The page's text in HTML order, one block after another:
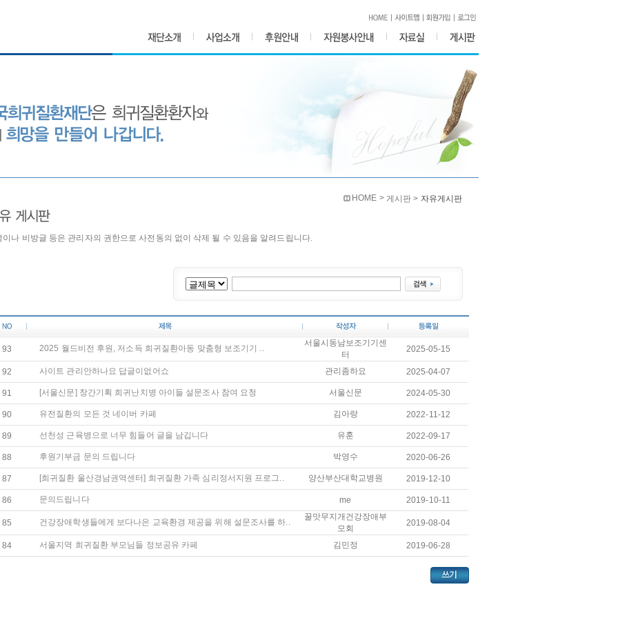
자유게시판
게시판 >
HOME >
이나 비방글 등은 관리자의 권한으로 사전동의 없이 삭제 될 수 있음을 알려드립니다.
93 2025 월드비전 후원, 저소득 희귀질환아동 맞춤형 보조기기 ..
서울시동남보조기기센
터
2025-05-15
92 사이트 관리안하나요 답글이없어쇼 관리좀하요 2025-04-07
91 [서울신문] 창간기획 희귀난치병 아이들 설문조사 참여 요청 서울신문 2024-05-30
90 유전질환의 모든 것 네이버 카페 김아랑 2022-11-12
89 선천성 근육병으로 너무 힘들어 글을 남깁니다 유훈 2022-09-17
88 후원기부금 문의 드립니다 박영수 2020-06-26
87 [희귀질환 울산경남권역센터] 희귀질환 가족 심리정서지원 프로그.. 양산부산대학교병원 2019-12-10
86 문의드립니다 me 2019-10-11
85 건강장애학생들에게 보다나은 교육환경 제공을 위해 설문조사를 하..
꿀맛무지개건강장애부
모회
2019-08-04
84 서울지역 희귀질환 부모님들 정보공유 카페 김민정 2019-06-28